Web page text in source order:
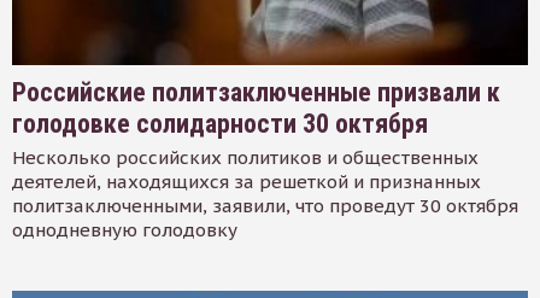
Российские политзаключенные призвали к
голодовке солидарности 30 октября
Несколько российских политиков и общественных
деятелей, находящихся за решеткой и признанных
политзаключенными, заявили, что проведут 30 октября
однодневную голодовку